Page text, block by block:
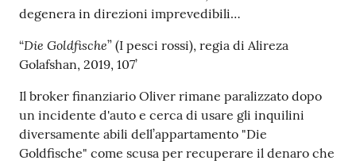
degenera in direzioni imprevedibili…
“Die Goldfische” (I pesci rossi), regia di Alireza
Golafshan, 2019, 107’
Il broker finanziario Oliver rimane paralizzato dopo
un incidente d'auto e cerca di usare gli inquilini
diversamente abili dell’appartamento "Die
Goldfische" come scusa per recuperare il denaro che